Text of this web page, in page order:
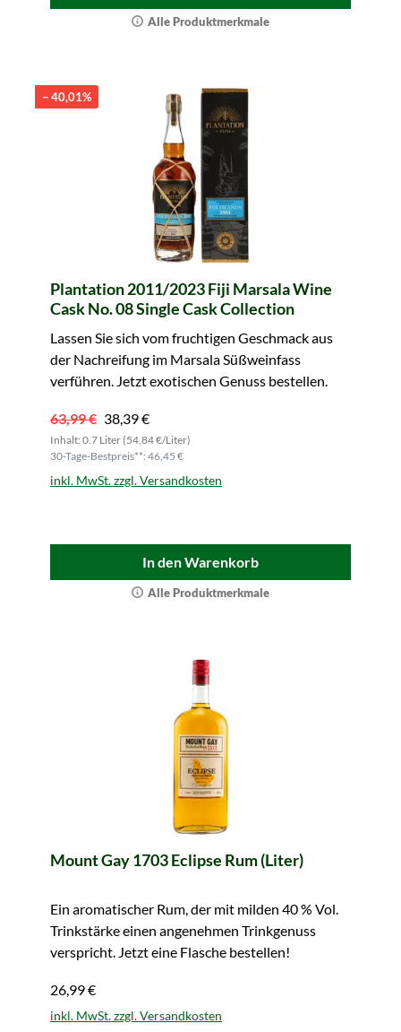
Alle Produktmerkmale
– 40,01%
Plantation 2011/2023 Fiji Marsala Wine
Cask No. 08 Single Cask Collection
Lassen Sie sich vom fruchtigen Geschmack aus
der Nachreifung im Marsala Süßweinfass
verführen. Jetzt exotischen Genuss bestellen.
63,99 € 38,39 €
Inhalt: 0.7 Liter (54,84 €/Liter)
30-Tage-Bestpreis**: 46,45 €
inkl. MwSt. zzgl. Versandkosten
In den Warenkorb
Alle Produktmerkmale
Mount Gay 1703 Eclipse Rum (Liter)
Ein aromatischer Rum, der mit milden 40 % Vol.
Trinkstärke einen angenehmen Trinkgenuss
verspricht. Jetzt eine Flasche bestellen!
26,99 €
inkl. MwSt. zzgl. Versandkosten